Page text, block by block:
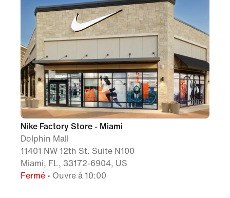
Nike Factory Store - Miami
Dolphin Mall
11401 NW 12th St. Suite N100
Miami, FL, 33172-6904, US
Fermé • Ouvre à 10:00